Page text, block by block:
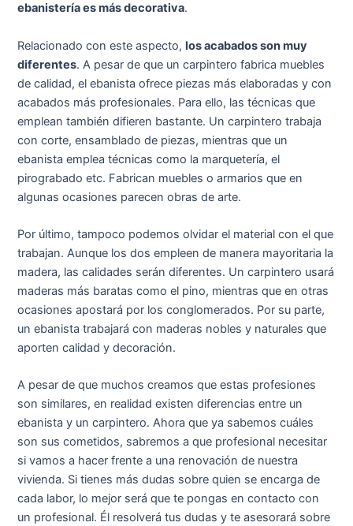
ebanistería es más decorativa.
Relacionado con este aspecto,los acabados son muy
diferentes. A pesar de que un carpintero fabrica muebles
de calidad, el ebanista ofrece piezas más elaboradas y con
acabados más profesionales. Para ello, las técnicas que
emplean también difieren bastante. Un carpintero trabaja
con corte, ensamblado de piezas, mientras que un
ebanista emplea técnicas como la marquetería, el
pirograbado etc. Fabrican muebles o armarios que en
algunas ocasiones parecen obras de arte.
Por último, tampoco podemos olvidar el material con el que
trabajan. Aunque los dos empleen de manera mayoritaria la
madera, las calidades serán diferentes. Un carpintero usará
maderas más baratas como el pino, mientras que en otras
ocasiones apostará por los conglomerados. Por su parte,
un ebanista trabajará con maderas nobles y naturales que
aporten calidad y decoración.
A pesar de que muchos creamos que estas profesiones
son similares, en realidad existen diferencias entre un
ebanista y un carpintero. Ahora que ya sabemos cuáles
son sus cometidos, sabremos a que profesional necesitar
si vamos a hacer frente a una renovación de nuestra
vivienda. Si tienes más dudas sobre quien se encarga de
cada labor, lo mejor será que te pongas en contacto con
un profesional. Él resolverá tus dudas y te asesorará sobre